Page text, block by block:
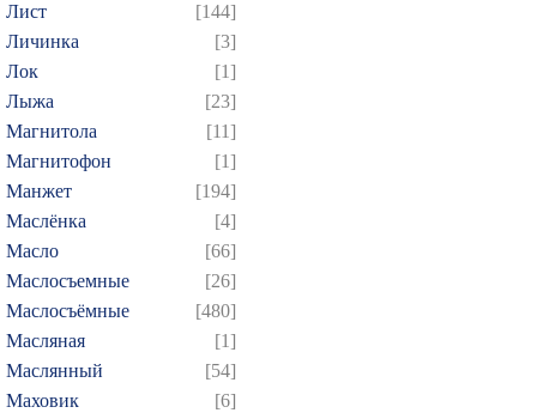
Лист
[144]
Личинка
[3]
Лок
[1]
Лыжа
[23]
Магнитола
[11]
Магнитофон
[1]
Манжет
[194]
Маслёнка
[4]
Масло
[66]
Маслосъемные
[26]
Маслосъёмные
[480]
Масляная
[1]
Маслянный
[54]
Маховик
[6]